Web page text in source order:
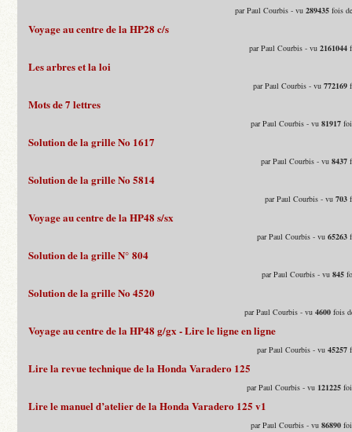
par Paul Courbis - vu289435 fois
Voyage au centre de la HP28 c/s
par Paul Courbis - vu2161044
Les arbres et la loi
par Paul Courbis - vu772169
Mots de 7 lettres
par Paul Courbis - vu81917
Solution de la grille No 1617
par Paul Courbis - vu8437
Solution de la grille No 5814
par Paul Courbis - vu703
Voyage au centre de la HP48 s/sx
par Paul Courbis - vu65263
Solution de la grille N° 804
par Paul Courbis - vu845
Solution de la grille No 4520
par Paul Courbis - vu4600 fois
Voyage au centre de la HP48 g/gx - Lire le ligne en ligne
par Paul Courbis - vu45257
Lire la revue technique de la Honda Varadero 125
par Paul Courbis - vu 121225
Lire le manuel d’atelier de la Honda Varadero 125 v1
par Paul Courbis - vu86890